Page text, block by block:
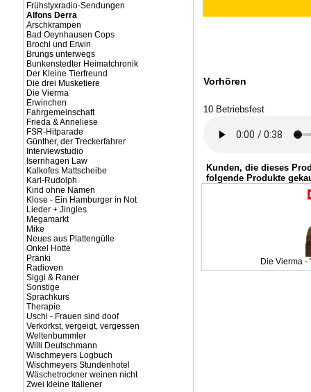
Frühstyxradio-Sendungen
Alfons Derra
Arschkrampen
Bad Oeynhausen Cops
Brochi und Erwin
Brungs unterwegs
Bunkenstedter Heimatchronik
Der Kleine Tierfreund
Die drei Musketiere
Die Vierma
Erwinchen
Fahrgemeinschaft
Frieda & Anneliese
FSR-Hitparade
Günther, der Treckerfahrer
Interviewstudio
Isernhagen Law
Kalkofes Mattscheibe
Karl-Rudolph
Kind ohne Namen
Klose - Ein Hamburger in Not
Lieder + Jingles
Megamarkt
Mike
Neues aus Plattengülle
Onkel Hotte
Pränki
Radioven
Siggi & Raner
Sonstige
Sprachkurs
Therapie
Uschi - Frauen sind doof
Verkorkst, vergeigt, vergessen
Weltenbummler
Willi Deutschmann
Wischmeyers Logbuch
Wischmeyers Stundenhotel
Wäschetrockner weinen nicht
Zwei kleine Italiener
Vorhören
10 Betriebsfest
Kunden, die dieses
folgende Produkte
Die Vierma -